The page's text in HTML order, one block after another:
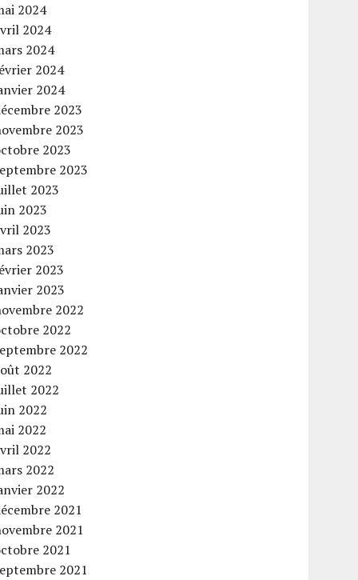
2024
2024
2024
2024
2024
2023
2023
2023
2023
2023
2023
2023
2023
2023
2023
2022
2022
2022
2022
2022
2022
2022
2022
2022
2022
2021
2021
2021
2021